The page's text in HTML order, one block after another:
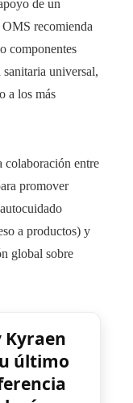
de un
recomienda
componentes
universal,
a los más
colaboración entre
promover
a productos) y
global sobre
Kyraen
último